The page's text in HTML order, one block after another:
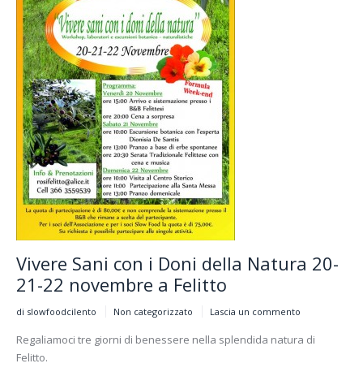
Vivere Sani con i Doni della Natura 20-
21-22 novembre a Felitto
di slowfoodcilento Non categorizzato Lascia un commento
Regaliamoci tre giorni di benessere nella splendida natura di
Felitto.